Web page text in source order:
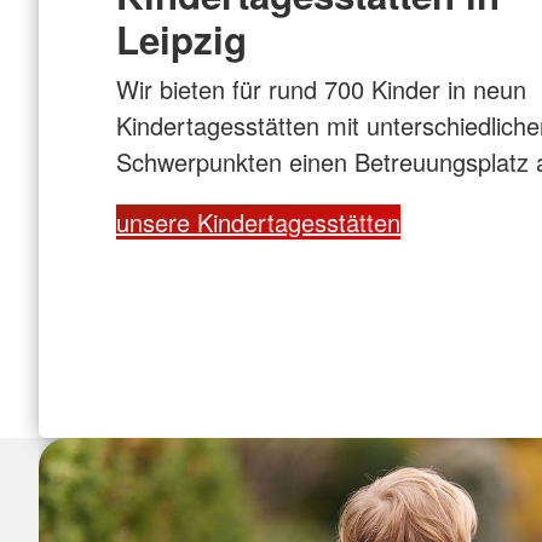
Leipzig
Wir bieten für rund 700 Kinder in neun
Kindertagesstätten mit
Schwerpunkten einen Betreuungsplatz
unsere Kindertagesstätten